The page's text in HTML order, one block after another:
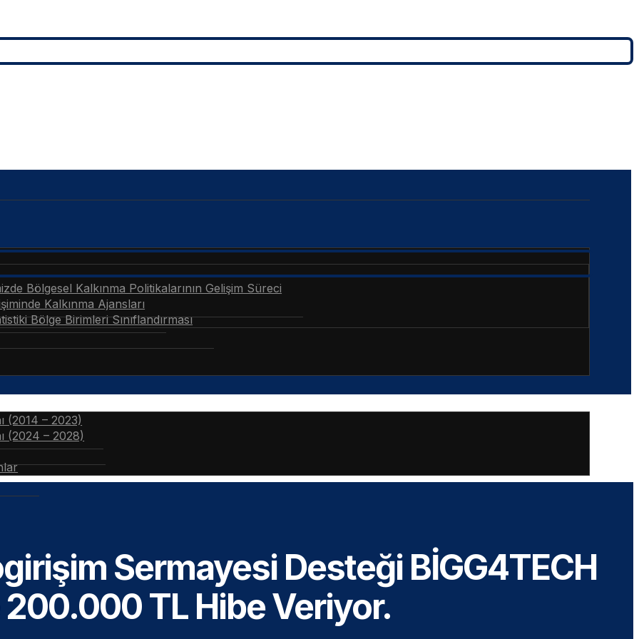
Bölgesel Kalkınma Politikalarının Gelişim Süreci
Kalkınma Ajansları
Bölge Birimleri Sınıflandırması
(2014 – 2023)
(2024 – 2028)
Sermayesi Desteği BİGG4TECH
200.000 TL Hibe Veriyor.